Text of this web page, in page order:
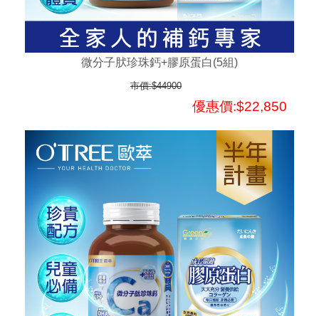
微分子肰珍珠鈣+膠原蛋白(5組)
市價:$44900
優惠價:$22,850